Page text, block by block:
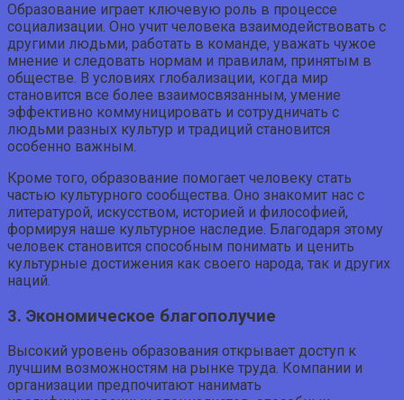
Образование играет ключевую роль в процессе
социализации. Оно учит человека взаимодействовать с
другими людьми, работать в команде, уважать чужое
мнение и следовать нормам и правилам, принятым в
обществе. В условиях глобализации, когда мир
становится все более взаимосвязанным, умение
эффективно коммуницировать и сотрудничать с
людьми разных культур и традиций становится
особенно важным.
Кроме того, образование помогает человеку стать
частью культурного сообщества. Оно знакомит нас с
литературой, искусством, историей и философией,
формируя наше культурное наследие. Благодаря этому
человек становится способным понимать и ценить
культурные достижения как своего народа, так и других
наций.
3. Экономическое благополучие
Высокий уровень образования открывает доступ к
лучшим возможностям на рынке труда. Компании и
организации предпочитают нанимать